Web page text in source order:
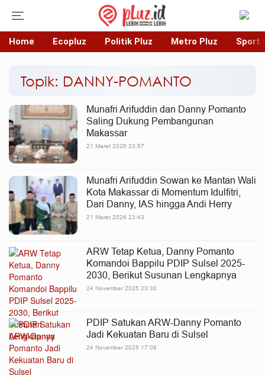
Home Ecopluz Politik Pluz Metro Pluz Sport
Topik: DANNY-POMANTO
Munafri Arifuddin dan Danny Pomanto
Saling Dukung Pembangunan
Makassar
21 Maret 2026 23:57
Munafri Arifuddin Sowan ke Mantan Wali
Kota Makassar di Momentum Idulfitri,
Dari Danny, IAS hingga Andi Herry
21 Maret 2026 23:43
ARW Tetap Ketua, Danny Pomanto
Komandoi Bappilu PDIP Sulsel 2025-
2030, Berikut Susunan Lengkapnya
24 November 2025 23:30
PDIP Satukan ARW-Danny Pomanto
Jadi Kekuatan Baru di Sulsel
24 November 2025 17:08